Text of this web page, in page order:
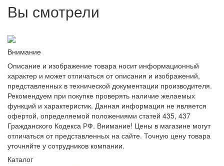
Вы смотрели
Внимание
Описание и изображение товара носит информационный
характер и может отличаться от описания и изображений,
представленных в технической документации производителя.
Рекомендуем при покупке проверять наличие желаемых
функций и характеристик. Данная информация не является
офертой, определяемой положениями статей 435, 437
Гражданского Кодекса РФ. Внимание! Цены в магазине могут
отличаться от представленных на сайте. Точную цену товара
уточняйте у сотрудников компании.
Каталог